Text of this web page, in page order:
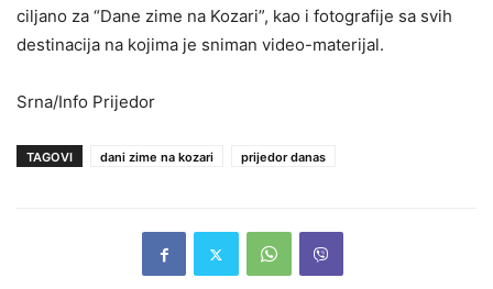
ciljano za “Dane zime na Kozari”, kao i fotografije sa svih
destinacija na kojima je sniman video-materijal.
Srna/Info Prijedor
TAGOVI dani zime na kozari prijedor danas